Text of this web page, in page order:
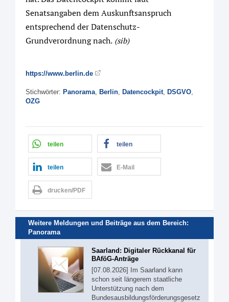
Senatsangaben dem Auskunftsanspruch
entsprechend der Datenschutz-
Grundverordnung nach. (sib)
https://www.berlin.de
Stichwörter: Panorama, Berlin, Datencockpit, DSGVO,
OZG
teilen teilen
teilen E-Mail
drucken/PDF
Weitere Meldungen und Beiträge aus dem Bereich:
Panorama
Saarland: Digitaler Rückkanal für
BAföG-Anträge
[07.08.2026] Im Saarland kann
schon seit längerem staatliche
Unterstützung nach dem
Bundesausbildungsförderungsgesetz